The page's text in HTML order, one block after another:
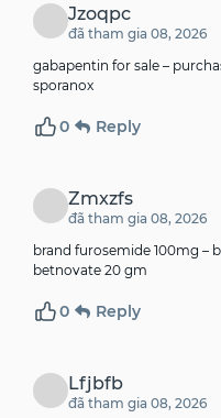
Jzoqpc
đã tham gia 08, 2026
gabapentin for sale –
sporanox
0 Reply
Zmxzfs
đã tham gia 08, 2026
brand furosemide 100mg –
betnovate 20 gm
0 Reply
Lfjbfb
đã tham gia 08, 2026